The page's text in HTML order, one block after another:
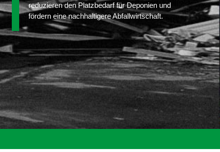
reduzieren den Platzbedarf für Deponien und
fördern eine nachhaltigere Abfallwirtschaft.